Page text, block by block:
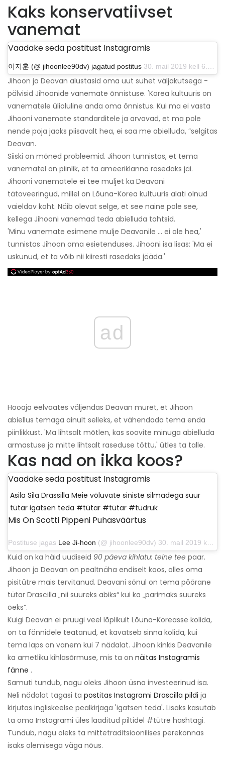
Kaks konservatiivset
vanemat
Vaadake seda postitust Instagramis
이지훈 (@ jihoonlee90dv) jagatud postitus 30. mail 2019 kell 6.01 PDT
Jihoon ja Deavan alustasid oma uut suhet väljakutsega -
pälvisid Jihoonide vanemate õnnistuse. 'Korea kultuuris on
vanematele ülioluline anda oma õnnistus. Kui ma ei vasta
Jihooni vanemate standarditele ja arvavad, et ma pole
nende poja jaoks piisavalt hea, ei saa me abielluda, ”selgitas
Deavan.
Siiski on mõned probleemid. Jihoon tunnistas, et tema
vanematel on piinlik, et ta ameeriklanna rasedaks jäi.
Jihooni vanematele ei tee muljet ka Deavani
tätoveeringud, millel on Lõuna-Korea kultuuris alati olnud
vaieldav koht. Näib olevat selge, et see naine pole see,
kellega Jihooni vanemad teda abielluda tahtsid.
'Minu vanemate esimene mulje Deavanile ... ei ole hea,'
tunnistas Jihoon oma esietenduses. Jihooni isa lisas: 'Ma ei
uskunud, et ta võib nii kiiresti rasedaks jääda.'
ad
Hooaja eelvaates väljendas Deavan muret, et Jihoon
abiellus temaga ainult selleks, et vähendada tema enda
piinlikkust. 'Ma lihtsalt mõtlen, kas soovite minuga abielluda
armastuse ja mitte lihtsalt raseduse tõttu,' ütles ta talle.
Kas nad on ikka koos?
Vaadake seda postitust Instagramis
Asila Sila Drassilla Meie võluvate siniste silmadega suur
tütar igatsen teda #tütar #tütar #tüdruk
Mis On Scotti Pippeni Puhasväärtus
Postituse jagas Lee Ji-hoon (@ jihoonlee90dv) 30. mail 2019 kell 1:58 PDT
Kuid on ka häid uudiseid 90 päeva kihlatu: teine ​​tee paar.
Jihoon ja Deavan on pealtnäha endiselt koos, olles oma
pisitütre mais tervitanud. Deavani sõnul on tema pöörane
tütar Drascilla „nii suureks abiks“ kui ka „parimaks suureks
õeks“.
Kuigi Deavan ei pruugi veel lõplikult Lõuna-Koreasse kolida,
on ta fännidele teatanud, et kavatseb sinna kolida, kui
tema laps on vanem kui 7 nädalat. Jihoon kinkis Deavanile
ka ametliku kihlasõrmuse, mis ta on näitas Instagramis
fänne .
Samuti tundub, nagu oleks Jihoon üsna investeerinud isa.
Neli nädalat tagasi ta postitas Instagrami Drascilla pildi ja
kirjutas ingliskeelse pealkirjaga 'igatsen teda'. Lisaks kasutab
ta oma Instagrami üles laaditud piltidel #tütre hashtagi.
Tundub, nagu oleks ta mittetraditsioonilises perekonnas
isaks olemisega väga nõus.